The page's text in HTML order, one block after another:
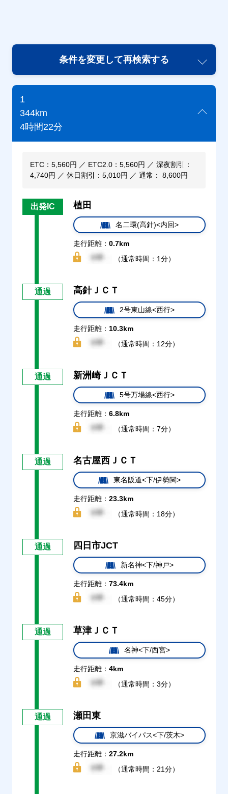
条件を変更して再検索する
1
344km
4時間22分
ETC：5,560円 ／ ETC2.0：5,560円 ／ 深夜割引：
4,740円 ／ 休日割引：5,010円 ／ 通常： 8,600円
出発IC 植田
名二環(高針)<内回>
走行距離： 0.7km
（通常時間：1分）
通過 高針ＪＣＴ
2号東山線<西行>
走行距離： 10.3km
（通常時間：12分）
通過 新洲崎ＪＣＴ
5号万場線<西行>
走行距離： 6.8km
（通常時間：7分）
通過 名古屋西ＪＣＴ
東名阪道<下/伊勢関>
走行距離： 23.3km
（通常時間：18分）
通過 四日市JCT
新名神<下/神戸>
走行距離： 73.4km
（通常時間：45分）
通過 草津ＪＣＴ
名神<下/西宮>
走行距離： 4km
（通常時間：3分）
通過 瀬田東
京滋バイパス<下/茨木>
走行距離： 27.2km
（通常時間：21分）